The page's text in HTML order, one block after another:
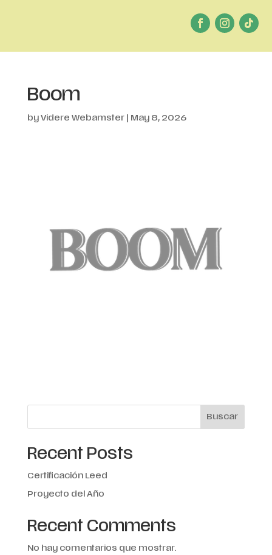
Boom
by Videre Webamster| May 8, 2026
Buscar
Recent Posts
Certificación Leed
Proyecto del Año
Recent Comments
No hay comentarios que mostrar.